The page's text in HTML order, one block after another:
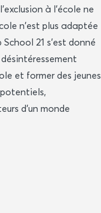
à l'école ne
n'est plus adaptée
21 s'est donné
et former des jeunes
d'un monde